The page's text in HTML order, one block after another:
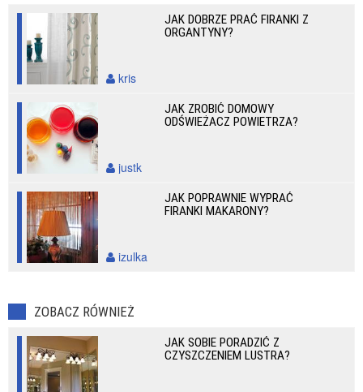
JAK DOBRZE PRAĆ FIRANKI Z
ORGANTYNY?
kris
JAK ZROBIĆ DOMOWY
ODŚWIEŻACZ POWIETRZA?
justk
JAK POPRAWNIE WYPRAĆ
FIRANKI MAKARONY?
izulka
ZOBACZ RÓWNIEŻ
JAK SOBIE PORADZIĆ Z
CZYSZCZENIEM LUSTRA?